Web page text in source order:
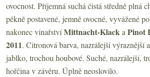
ovocnost. Příjemná suchá čistá středně plná
pěkně postavené, jemně ovocné, vyvážené
nakonec vinařstvíMittnacht-KlackaPinot
2011. Citronová barva, nazrálejší výraznější
jablko, trochou houbové. Suché, nazrálejší,
hořčina v závěru. Úplně neoslovilo.